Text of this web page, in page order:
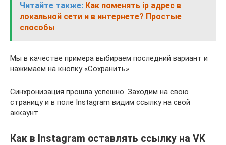
Читайте также: Как поменять ip адрес в
локальной сети и в интернете? Простые
способы
Мы в качестве примера выбираем последний вариант и
нажимаем на кнопку «Сохранить».
Синхронизация прошла успешно. Заходим на свою
страницу и в поле Instagram видим ссылку на свой
аккаунт.
Как в Instagram оставлять ссылку на VK